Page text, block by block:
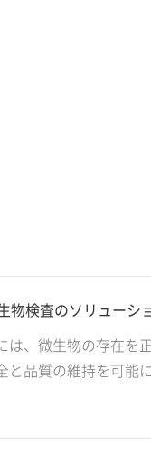
物検査のソリューシ
は、微生物の存在を
と品質の維持を可能